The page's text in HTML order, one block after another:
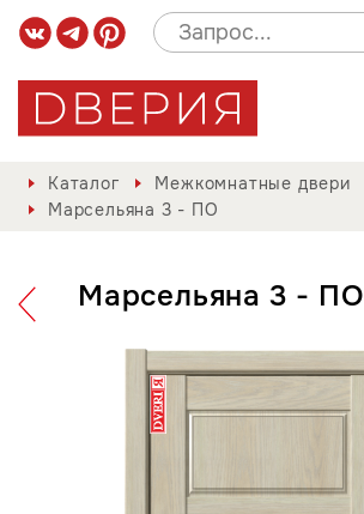
Каталог
Межкомнатные двери
Марсельяна 3 - ПО
Марсельяна 3 - ПО